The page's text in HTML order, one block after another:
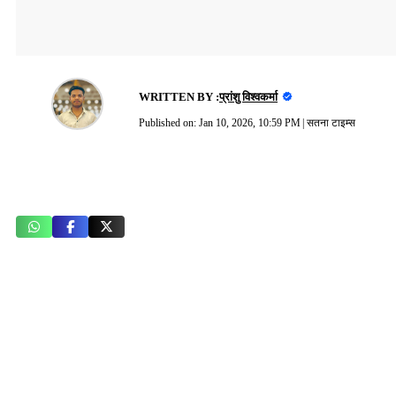
WRITTEN BY :प्रांशु विश्वकर्मा
Published on: Jan 10, 2026, 10:59 PM| सतना टाइम्स